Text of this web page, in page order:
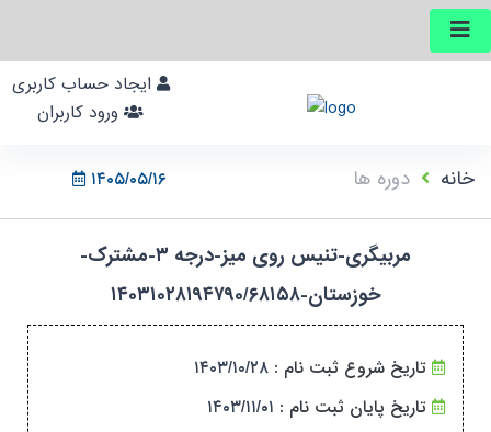
۱۴۰۵/۰۵/۱۶ خانه دوره ها
مربیگری-تنیس روی میز-درجه ۳-مشترک-
خوزستان-۱۴۰۳۱۰۲۸۱۹۴۷۹۰/۶۸۱۵۸
تاریخ شروع ثبت نام : ۱۴۰۳/۱۰/۲۸
تاریخ پایان ثبت نام : ۱۴۰۳/۱۱/۰۱